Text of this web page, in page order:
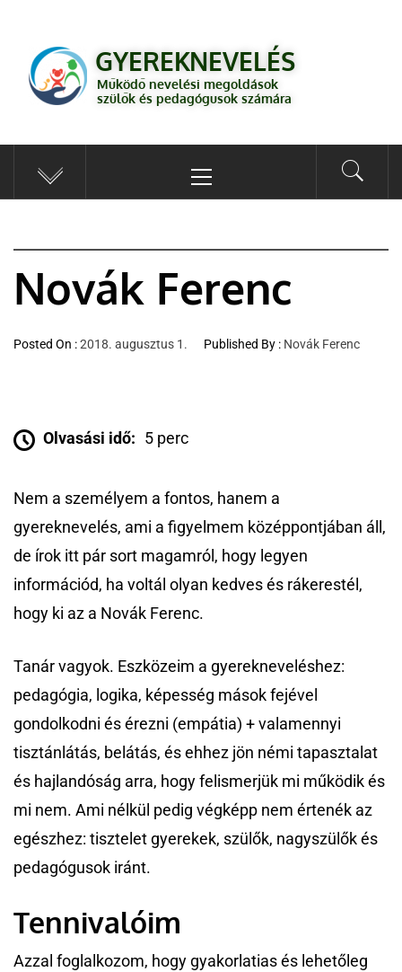
GYEREKNEVELÉS
számára
GYEREKNEVELÉS
Működő nevelési megoldások
szülők és pedagógusok számára
Novák Ferenc
Posted On :2018. augusztus 1. Published By : Novák Ferenc
Olvasási idő: 5 perc
Nem a személyem a fontos, hanem a
gyereknevelés, ami a figyelmem középpontjában áll,
de írok itt pár sort magamról, hogy legyen
információd, ha voltál olyan kedves és rákerestél,
hogy ki az a Novák Ferenc.
Tanár vagyok. Eszközeim a gyerekneveléshez:
pedagógia, logika, képesség mások fejével
gondolkodni és érezni (empátia) + valamennyi
tisztánlátás, belátás, és ehhez jön némi tapasztalat
és hajlandóság arra, hogy felismerjük mi működik és
mi nem. Ami nélkül pedig végképp nem értenék az
egészhez: tisztelet gyerekek, szülők, nagyszülők és
pedagógusok iránt.
Tennivalóim
Azzal foglalkozom, hogy gyakorlatias és lehetőleg